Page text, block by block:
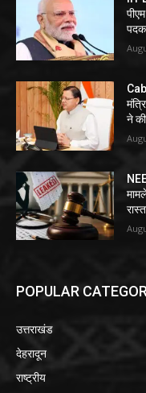
पदक
ने
POPULAR
उत्तराखंड
देहरादून
राष्ट्रीय